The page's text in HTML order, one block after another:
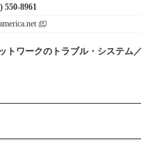
550-8961
トワークのトラブル・システム